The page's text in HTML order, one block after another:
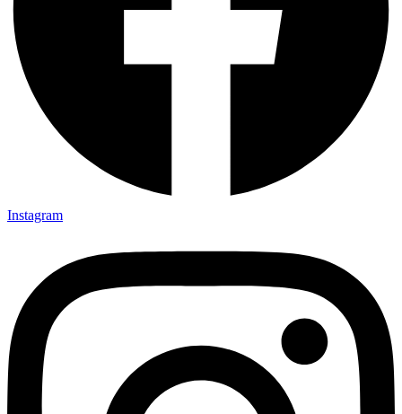
Instagram